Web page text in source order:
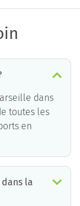
dans
toutes les
en
la